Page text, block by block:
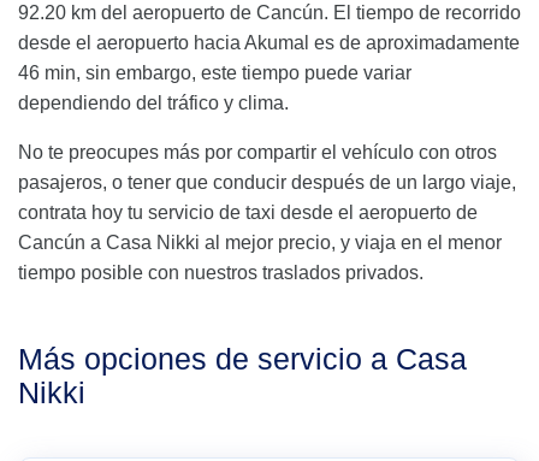
92.20 km del aeropuerto de Cancún. El tiempo de recorrido
desde el aeropuerto hacia Akumal es de aproximadamente
46 min, sin embargo, este tiempo puede variar
dependiendo del tráfico y clima.
No te preocupes más por compartir el vehículo con otros
pasajeros, o tener que conducir después de un largo viaje,
contrata hoy tu servicio de taxi desde el aeropuerto de
Cancún a Casa Nikki al mejor precio, y viaja en el menor
tiempo posible con nuestros traslados privados.
Más opciones de servicio a Casa
Nikki